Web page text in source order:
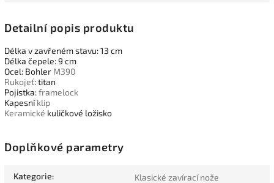
Detailní popis produktu
Délka v zavřeném stavu: 13 cm
Délka čepele: 9 cm
Ocel: Bohler M390
Rukojeť: titan
Pojistka:framelock
Kapesníklip
Keramické kuličkové ložisko
Doplňkové parametry
Kategorie: Klasické zavírací nože